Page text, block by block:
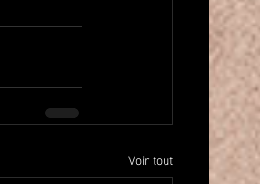
Voir tout